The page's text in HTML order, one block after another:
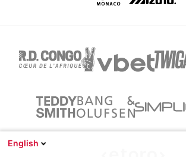
English